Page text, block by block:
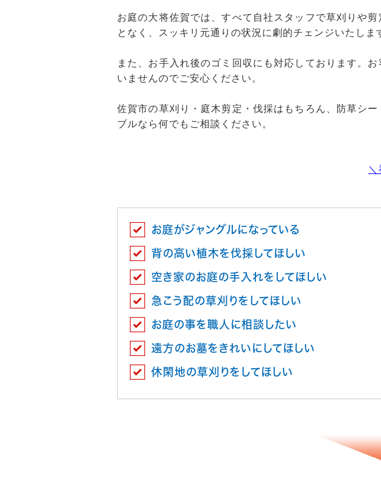
お庭の大将佐賀では、すべて自社スタッフで草刈りや
となく、スッキリ元通りの状況に劇的チェンジいたしま
また、お手入れ後のゴミ回収にも対応しております。
いませんのでご安心ください。
佐賀市の草刈り・庭木剪定・伐採はもちろん、防草シ
ブルなら何でもご相談ください。
お庭がジャングルになっている
背の高い植木を伐採してほしい
空き家のお庭の手入れをしてほしい
急こう配の草刈りをしてほしい
お庭の事を職人に相談したい
遠方のお墓をきれいにしてほしい
休閑地の草刈りをしてほしい